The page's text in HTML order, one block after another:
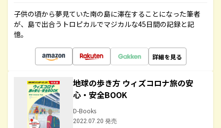
子供の頃から夢見ていた南の島に滞在することになった筆者
が、島で出合うトロピカルでマジカルな45日間の記録と記
憶。
詳細を見る
地球の歩き方 ウィズコロナ旅の安
心・安全BOOK
D-Books
2022.07.20 発売